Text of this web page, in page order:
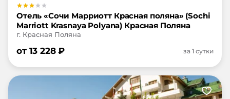
Отель «Сочи Марриотт Красная поляна» (Sochi
Marriott Krasnaya Polyana) Красная Поляна
г. Красная Поляна
от 13 228₽ за 1 сутки